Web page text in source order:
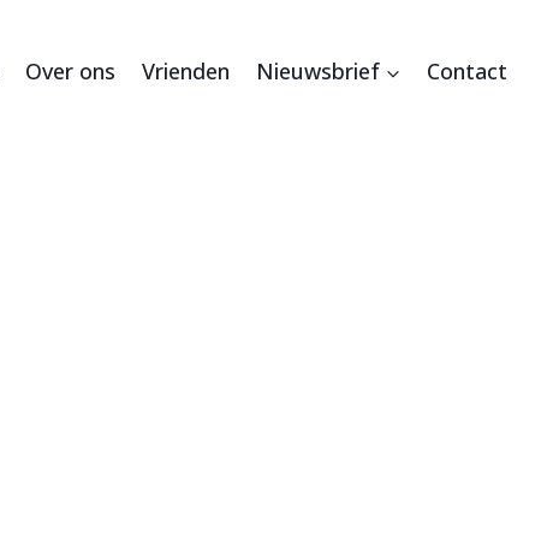
Over ons Vrienden Nieuwsbrief Contact